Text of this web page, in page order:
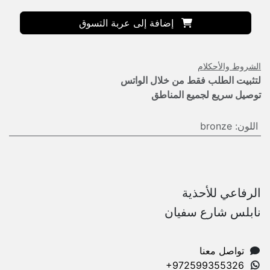
إضافة إلى عربة التسوق
الشروط والأحكلام
لتثبيت الطلب فقط من خلال الواتس
توصيل سريع لجميع المناطق
اللون:
bronze
الرفاعي للأحذية
نابلس شارع سفيان
تواصل معنا
+972599355326